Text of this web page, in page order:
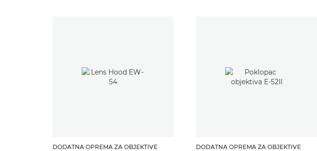
DODATNA OPREMA ZA OBJEKTIVE DODATNA OPREMA ZA OBJEKTIVE